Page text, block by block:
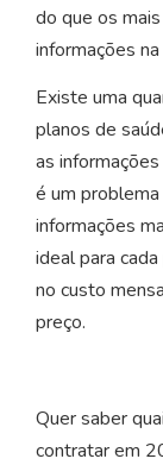
do que os
informações
Existe uma
planos de
as
é um
informações
ideal para
no custo
preço.
Quer saber
contratar em